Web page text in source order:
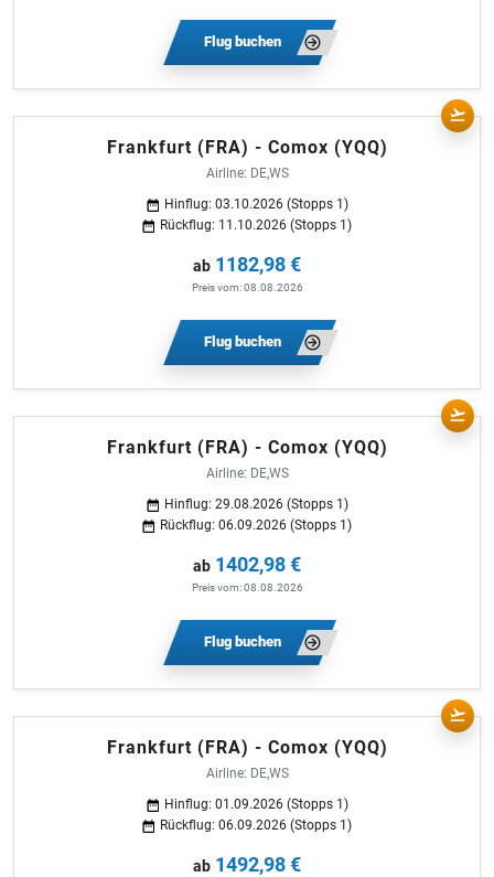
Flug buchen
Frankfurt (FRA) - Comox (YQQ)
Airline: DE,WS
Hinflug: 03.10.2026 (Stopps 1)
Rückflug: 11.10.2026 (Stopps 1)
ab 1182,98 €
Preis vom: 08.08.2026
Flug buchen
Frankfurt (FRA) - Comox (YQQ)
Airline: DE,WS
Hinflug: 29.08.2026 (Stopps 1)
Rückflug: 06.09.2026 (Stopps 1)
ab 1402,98 €
Preis vom: 08.08.2026
Flug buchen
Frankfurt (FRA) - Comox (YQQ)
Airline: DE,WS
Hinflug: 01.09.2026 (Stopps 1)
Rückflug: 06.09.2026 (Stopps 1)
ab 1492,98 €